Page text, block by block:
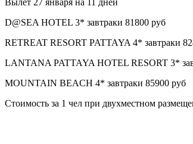
D@SEA HOTEL 3* завтраки 81800 руб
RETREAT RESORT PATTAYA 4* завтраки
LANTANA PATTAYA HOTEL RESORT 3*
MOUNTAIN BEACH 4* завтраки 85900 руб
Стоимость за 1 чел при двухместном